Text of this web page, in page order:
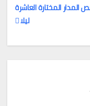
المختارة العاشرة
ليلا